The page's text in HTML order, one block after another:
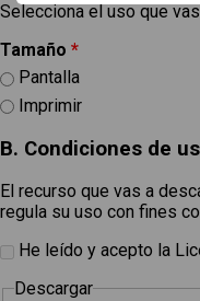
Selecciona el uso que
Tamaño *
Pantalla
Imprimir
B. Condiciones de
El recurso que vas a
regula su uso con fines
He leído y acepto la
Descargar